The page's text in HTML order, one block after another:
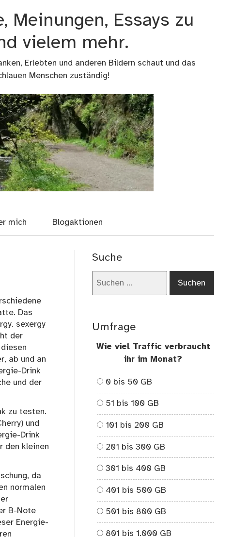
Meinungen, Essays zu
vielem mehr.
Erlebten und anderen Bildern schaut und das
Menschen zuständig!
mich Blogaktionen
Das
sexergy
der
ab und an
Drink
und der
zu testen.
und
Drink
den kleinen
da
normalen
B-Note
Energie-
Suche
Umfrage
Wie viel Traffic verbraucht
ihr im Monat?
0 bis 50 GB
51 bis 100 GB
101 bis 200 GB
201 bis 300 GB
301 bis 400 GB
401 bis 500 GB
501 bis 800 GB
801 bis 1.000 GB